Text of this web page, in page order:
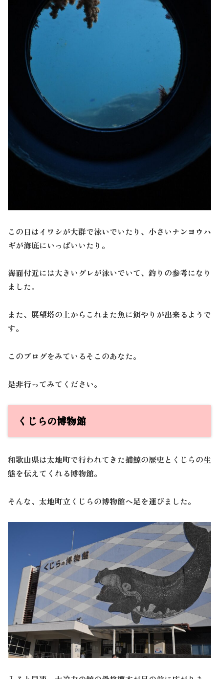
この日はイワシが大群で泳いでいたり、小さいナンヨウハ
ギが海底にいっぱいいたり。
海面付近には大きいグレが泳いでいて、釣りの参考になり
ました。
また、展望塔の上からこれまた魚に餌やりが出来るようで
す。
このブログをみているそこのあなた。
是非行ってみてください。
くじらの博物館
和歌山県は太地町で行われてきた捕鯨の歴史とくじらの生
態を伝えてくれる博物館。
そんな、太地町立くじらの博物館へ足を運びました。